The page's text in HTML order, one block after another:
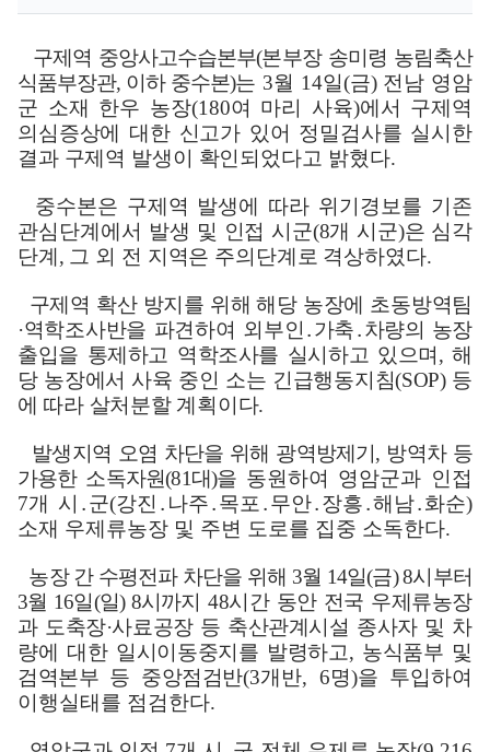
구제역 중앙사고수습본부(본부장 송미령 농림축산
식품부장관, 이하 중수본)는 3월 14일(금) 전남 영암
군 소재 한우 농장(180여 마리 사육)에서 구제역
의심증상에 대한 신고가 있어 정밀검사를 실시한
결과 구제역 발생이 확인되었다고 밝혔다.
중수본은 구제역 발생에 따라 위기경보를 기존
관심단계에서 발생 및 인접 시군(8개 시군)은 심각
단계, 그 외 전 지역은 주의단계로 격상하였다.
구제역 확산 방지를 위해 해당 농장에 초동방역팀
·역학조사반을 파견하여 외부인 ․가축․차량의 농장
출입을 통제하고 역학조사를 실시하고 있으며,해
당 농장에서 사육 중인 소는 긴급행동지침(SOP) 등
에 따라 살처분할 계획이다.
발생지역 오염 차단을 위해 광역방제기, 방역차 등
가용한 소독자원(81대)을 동원하여 영암군과 인접
7개 시 ․군(강진 ․ 나주․목포 ․무안․장흥․해남․화순)
소재 우제류농장 및 주변 도로를 집중 소독한다.
농장 간 수평전파 차단을 위해 3월 14일(금) 8시부터
3월 16일(일) 8시까지 48시간 동안 전국 우제류농장
과 도축장·사료공장 등 축산관계시설 종사자 및 차
량에 대한 일시이동중지를 발령하고, 농식품부 및
검역본부 등 중앙점검반(3개반, 6명)을 투입하여
이행실태를 점검한다.